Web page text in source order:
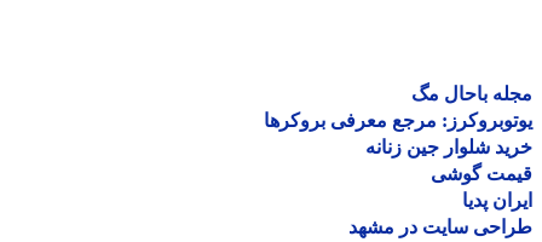
باحال مگ
مرجع معرفی بروکرها
شلوار جین زنانه
گوشی
پدیا
سایت در مشهد